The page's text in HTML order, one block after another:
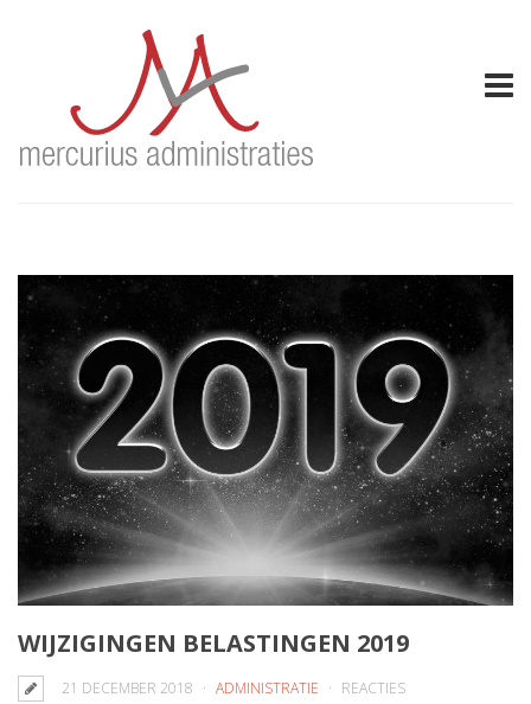
WIJZIGINGEN BELASTINGEN 2019
21 DECEMBER 2018 ADMINISTRATIE
REACTIES